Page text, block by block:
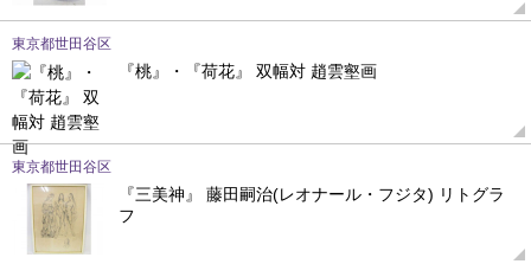
東京都世田谷区
『桃』・『荷花』 双幅対 趙雲壑画
東京都世田谷区
『三美神』 藤田嗣治(レオナール・フジタ) リトグラ
フ